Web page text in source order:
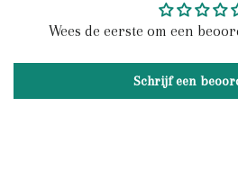
Wees de eerste om een
Schrijf een